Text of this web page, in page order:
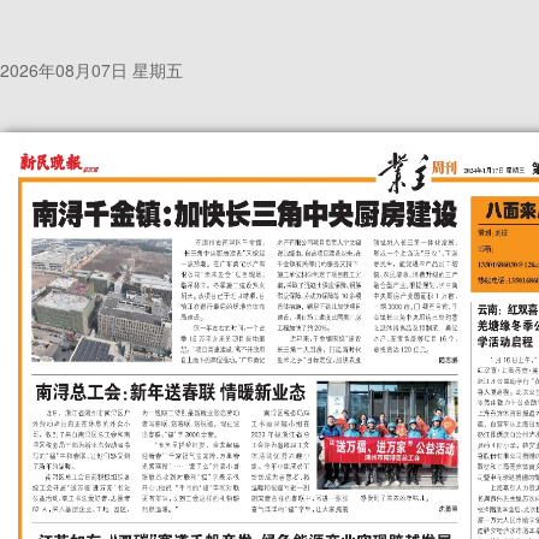
2026年08月07日 星期五